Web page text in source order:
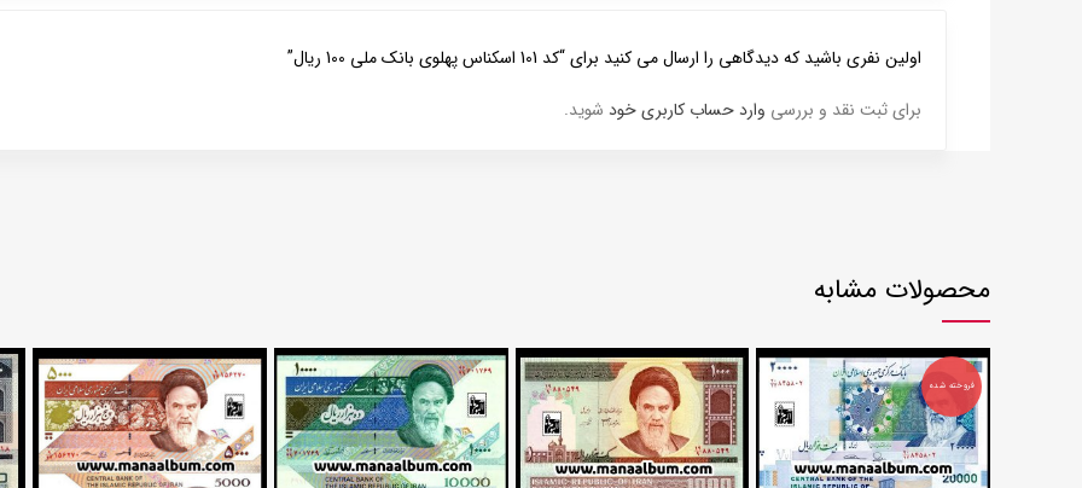
اولین نفری باشید که دیدگاهی را ارسال می کنید برای “کد 101 اسکناس پهلوی بانک ملی 100 ریال”
برای ثبت نقد و بررسی وارد حساب کاربری خود شوید.
محصولات مشابه
فروخته شده